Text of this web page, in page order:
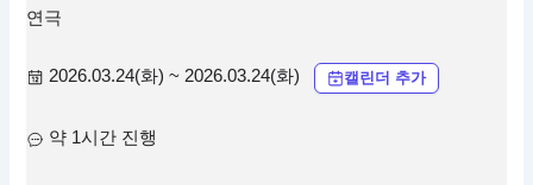
연극
2026.03.24(화) ~ 2026.03.24(화) 캘린더 추가
약 1시간 진행